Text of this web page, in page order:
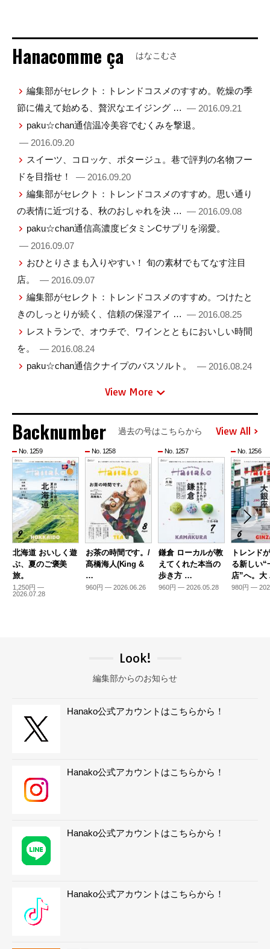
Hanacomme ça はなこむさ
編集部がセレクト：トレンドコスメのすすめ。乾燥の季
節に備えて始める、贅沢なエイジング … — 2016.09.21
paku☆chan通信温冷美容でむくみを撃退。
— 2016.09.20
スイーツ、コロッケ、ポタージュ。巷で評判の名物フー
ドを目指せ！
— 2016.09.20
編集部がセレクト：トレンドコスメのすすめ。思い通り
の表情に近づける、秋のおしゃれを決 … — 2016.09.08
paku☆chan通信高濃度ビタミンCサプリを溺愛。
— 2016.09.07
おひとりさまも入りやすい！ 旬の素材でもてなす注目
店。
— 2016.09.07
編集部がセレクト：トレンドコスメのすすめ。つけたと
きのしっとりが続く、信頼の保湿アイ … — 2016.08.25
レストランで、オウチで、ワインとともにおいしい時間
を。
— 2016.08.24
paku☆chan通信クナイプのバスソルト。
— 2016.08.24
View More
Backnumber 過去の号はこちらから View All
No. 1259
北海道 おいしく遊
ぶ、夏のご褒美
旅。
1,250円 —
2026.07.28
No. 1258
お茶の時間です。/
髙橋海人(King &
…
960円 — 2026.06.26
No. 1257
鎌倉 ローカルが教
えてくれた本当の
歩き方 …
960円 — 2026.05.28
No. 1256
トレンド
る新しい“
店”へ。
980円 —
Look!
編集部からのお知らせ
Hanako公式アカウントはこちらから！
Hanako公式アカウントはこちらから！
Hanako公式アカウントはこちらから！
Hanako公式アカウントはこちらから！